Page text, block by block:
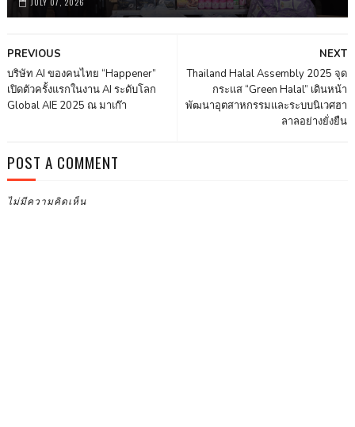
NEXT
Thailand Halal Assembly 2025 จุด
กระแส “Green Halal” เดินหน้า
พัฒนาอุตสาหกรรมและระบบนิเวศฮา
ลาลอย่างยั่งยืน
PREVIOUS
บริษัท AI ของคนไทย “Happener”
เปิดตัวครั้งแรกในงาน AI ระดับโลก
Global AIE 2025 ณ มาเก๊า
POST A COMMENT
ไม่มีความคิดเห็น